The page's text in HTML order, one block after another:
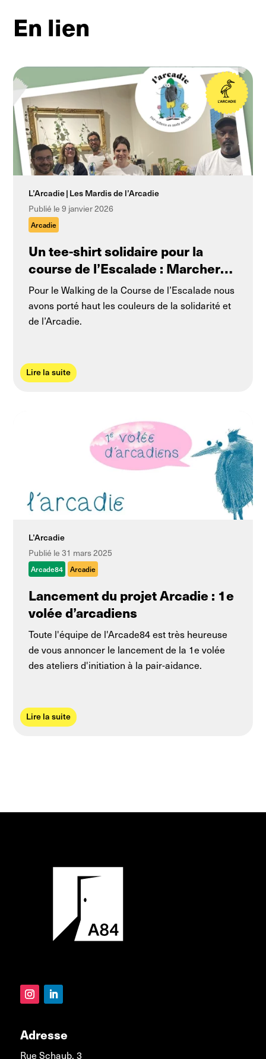
En lien
L’Arcadie Les Mardis de l’Arcadie
Publié le 9 janvier 2026
Arcadie
Un tee-shirt solidaire pour la
course de l’Escalade : Marcher
pour l’Arcadie !
Pour le Walking de la Course de l’Escalade nous
avons porté haut les couleurs de la solidarité et
de l’Arcadie.
Lire la suite
L’Arcadie
Publié le 31 mars 2025
Arcade84 Arcadie
Lancement du projet Arcadie : 1e
volée d’arcadiens
Toute l'équipe de l'Arcade84 est très heureuse
de vous annoncer le lancement de la 1e volée
des ateliers d'initiation à la pair-aidance.
Lire la suite
Adresse
Rue Schaub, 3